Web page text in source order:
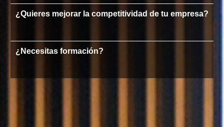
¿Quieres mejorar la competitividad de tu empresa?
¿Necesitas formación?